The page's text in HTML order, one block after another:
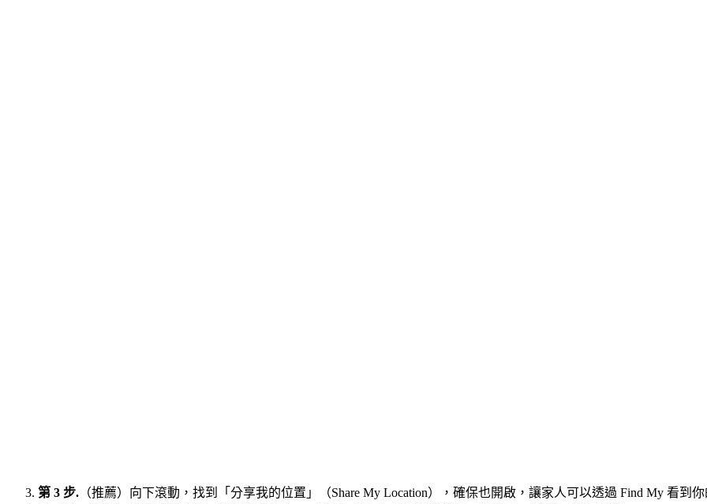
第 3 步. （推薦）向下滾動，找到「分享我的位置」（Share My Location），確保也開啟，讓家人可以透過 Find My 看到你